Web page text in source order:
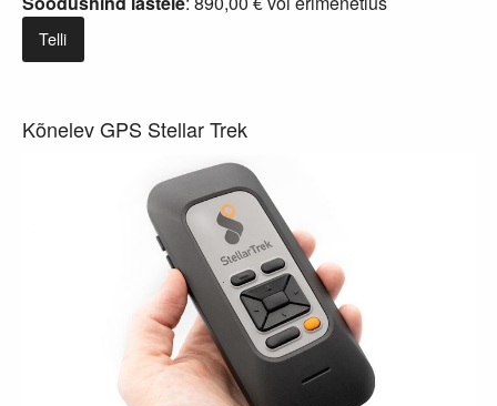
Telli
Kõnelev GPS Stellar Trek